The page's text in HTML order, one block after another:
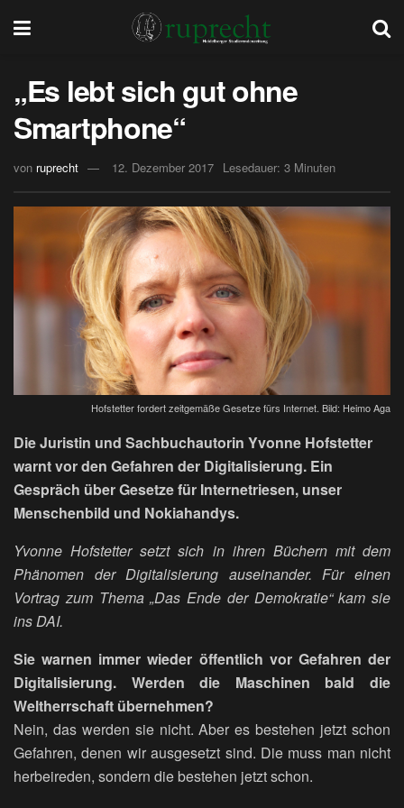
„Es lebt sich gut ohne
Smartphone“
von ruprecht 12. Dezember 2017 Lesedauer: 3 Minuten
Hofstetter fordert zeitgemäße Gesetze fürs Internet. Bild: Heimo Aga
Die Juristin und Sachbuchautorin Yvonne Hofstetter
warnt vor den Gefahren der Digitalisierung. Ein
Gespräch über Gesetze für Internetriesen, unser
Menschenbild und Nokiahandys.
Yvonne Hofstetter setzt sich in ihren Büchern mit dem
Phänomen der Digitalisierung auseinander. Für einen
Vortrag zum Thema „Das Ende der Demokratie“ kam sie
ins DAI.
Sie warnen immer wieder öffentlich vor Gefahren der
Digitalisierung. Werden die Maschinen bald die
Weltherrschaft übernehmen?
Nein, das werden sie nicht. Aber es bestehen jetzt schon
Gefahren, denen wir ausgesetzt sind. Die muss man nicht
herbeireden, sondern die bestehen jetzt schon.